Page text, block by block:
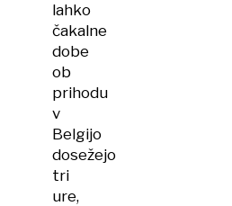
lahko
čakalne
dobe
ob
prihodu
v
Belgijo
dosežejo
tri
ure,